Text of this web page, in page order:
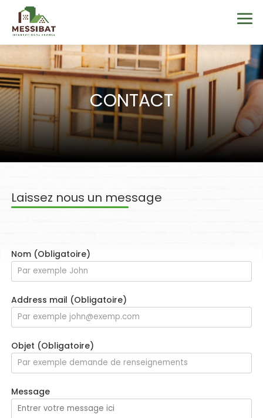
CONTACT
Laissez nous un message
Nom (Obligatoire)
Address mail (Obligatoire)
Objet (Obligatoire)
Message